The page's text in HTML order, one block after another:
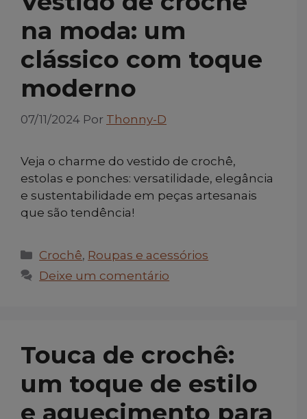
na moda: um
clássico com toque
moderno
07/11/2024 Por Thonny-D
Veja o charme do vestido de crochê,
estolas e ponches: versatilidade, elegância
e sustentabilidade em peças artesanais
que são tendência!
Categorias
Crochê, Roupas e acessórios
Deixe um comentário
Touca de crochê:
um toque de estilo
e aquecimento para